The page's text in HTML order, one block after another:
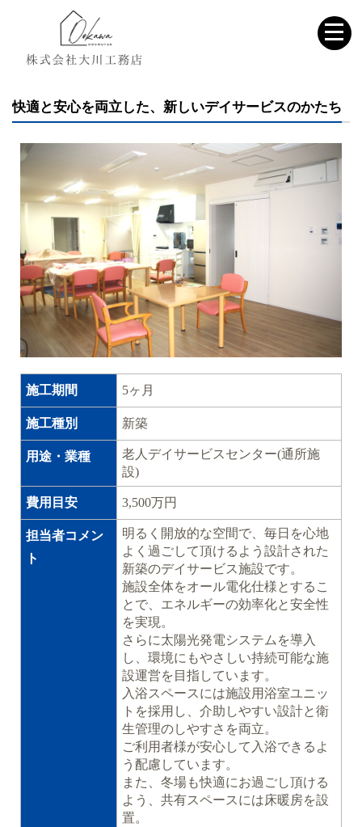
快適と安心を両立した、新しいデイサービスのかたち
施工期間 5ヶ月
施工種別 新築
用途・業種
老人デイサービスセンター(通所施
設)
費用目安 3,500万円
担当者コメン
ト
明るく開放的な空間で、毎日を心地
よく過ごして頂けるよう設計された
新築のデイサービス施設です。
施設全体をオール電化仕様とするこ
とで、エネルギーの効率化と安全性
を実現。
さらに太陽光発電システムを導入
し、環境にもやさしい持続可能な施
設運営を目指しています。
入浴スペースには施設用浴室ユニッ
トを採用し、介助しやすい設計と衛
生管理のしやすさを両立。
ご利用者様が安心して入浴できるよ
う配慮しています。
また、冬場も快適にお過ごし頂ける
よう、共有スペースには床暖房を設
置。